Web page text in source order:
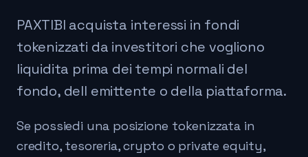
PAXTIBI acquista interessi in fondi
tokenizzati da investitori che vogliono
liquidita prima dei tempi normali del
fondo, dell emittente o della piattaforma.
Se possiedi una posizione tokenizzata in
credito, tesoreria, crypto o private equity,